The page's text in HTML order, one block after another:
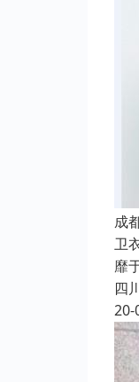
成
卫
靡
四
20-